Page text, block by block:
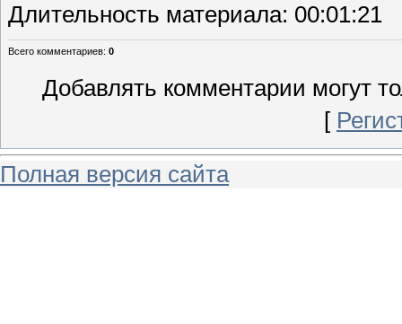
Длительность материала: 00:01:21
Всего комментариев: 0
Добавлять комментарии могут
[
Полная версия сайта